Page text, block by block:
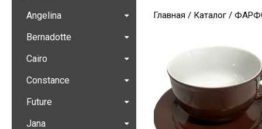
Главная / Каталог /
Angelina
Bernadotte
Cairo
Constance
Future
Jana